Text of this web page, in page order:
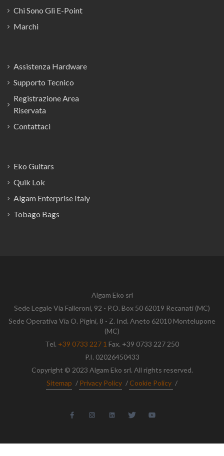
Chi Sono Gli E-Point
Marchi
Assistenza Hardware
Supporto Tecnico
Registrazione Area
Riservata
Contattaci
Eko Guitars
Quik Lok
Algam Enterprise Italy
Tobago Bags
Algam Eko srl
Sede Legale Via Falleroni, 92 - P.O. Box 50 62019 Recanati (MC)
Sede Operativa Via O. Pigini, 8 - Z. Ind. Aneto 62010 Montelupone
(MC)
Tel. +39 0733 227 1 Fax. +39 0733 227 250
P.I. 02026450433
Copyright © 2023 Algam Eko srl. All rights reserved.
Sitemap / Privacy Policy / Cookie Policy /